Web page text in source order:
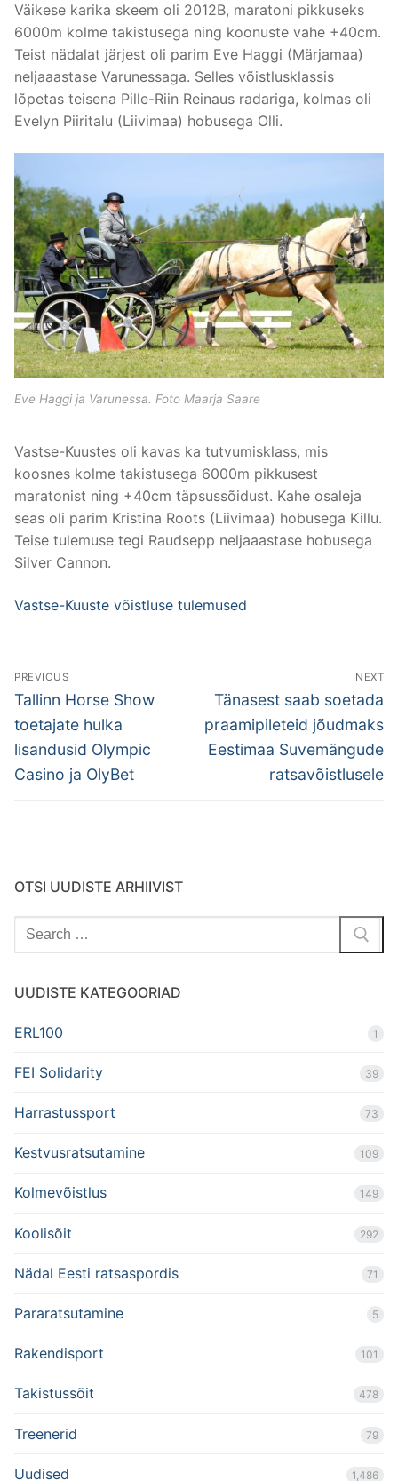
Väikese karika skeem oli 2012B, maratoni pikkuseks
6000m kolme takistusega ning koonuste vahe +40cm.
Teist nädalat järjest oli parim Eve Haggi (Märjamaa)
neljaaastase Varunessaga. Selles võistlusklassis
lõpetas teisena Pille-Riin Reinaus radariga, kolmas oli
Evelyn Piiritalu (Liivimaa) hobusega Olli.
Eve Haggi ja Varunessa. Foto Maarja Saare
Vastse-Kuustes oli kavas ka tutvumisklass, mis
koosnes kolme takistusega 6000m pikkusest
maratonist ning +40cm täpsussõidust. Kahe osaleja
seas oli parim Kristina Roots (Liivimaa) hobusega Killu.
Teise tulemuse tegi Raudsepp neljaaastase hobusega
Silver Cannon.
Vastse-Kuuste võistluse tulemused
Post
navigation
PREVIOUS
Previous
post:
Tallinn Horse Show
toetajate hulka
lisandusid Olympic
Casino ja OlyBet
NEXT
Next
post:
Tänasest saab soetada
praamipileteid jõudmaks
Eestimaa Suvemängude
ratsavõistlusele
OTSI UUDISTE ARHIIVIST
Search
for:
UUDISTE KATEGOORIAD
ERL100 1
FEI Solidarity 39
Harrastussport 73
Kestvusratsutamine 109
Kolmevõistlus 149
Koolisõit 292
Nädal Eesti ratsaspordis 71
Pararatsutamine 5
Rakendisport 101
Takistussõit 478
Treenerid 79
Uudised 1,486